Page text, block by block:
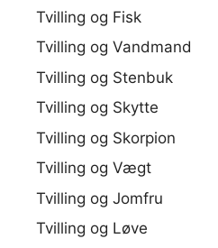
Tvilling og Fisk
Tvilling og Vandmand
Tvilling og Stenbuk
Tvilling og Skytte
Tvilling og Skorpion
Tvilling og Vægt
Tvilling og Jomfru
Tvilling og Løve